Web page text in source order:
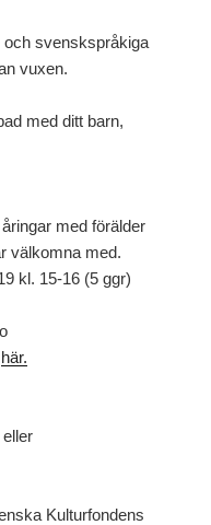
och svenskspråkiga
vuxen.
med ditt barn,
med förälder
välkomna med.
kl. 15-16 (5 ggr)
här.
Kulturfondens